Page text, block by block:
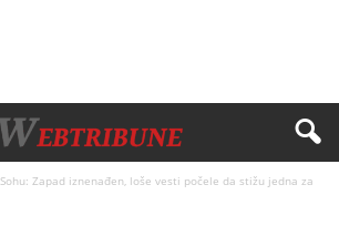
Sohu: Zapad iznenađen, loše vesti počele da stižu jedna za